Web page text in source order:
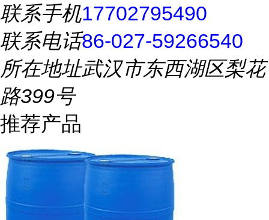
联系手机17702795490
联系电话86-027-59266540
所在地址武汉市东西湖区梨花
路399号
推荐产品